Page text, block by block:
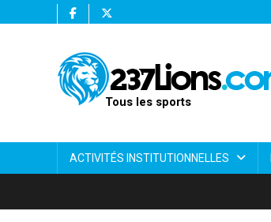
Tous les sports
ACTIVITÉS INSTITUTIONNELLES